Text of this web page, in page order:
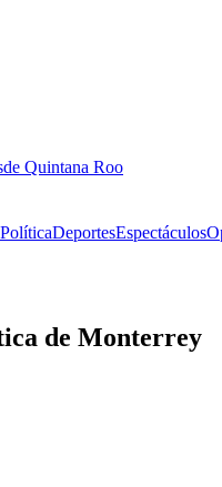
Quintana Roo
PolíticaDeportesEspectáculos
de Monterrey